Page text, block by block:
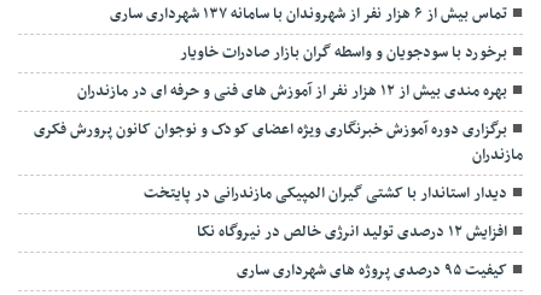
تماس بیش از ۶ هزار نفر از شهروندان با سامانه ۱۳۷ شهرداری ساری
برخورد با سودجویان و واسطه گران بازار صادرات خاویار
بهره مندی بیش از ۱۲ هزار نفر از آموزش های فنی و حرفه ای در مازندران
برگزاری دوره آموزش خبرنگاری ویژه اعضای کودک و نوجوان کانون پرورش فکری
مازندران
دیدار استاندار با کشتی گیران المپیکی مازندرانی در پایتخت
افزایش ۱۲ درصدی تولید انرژی خالص در نیروگاه نکا
کیفیت ۹۵ درصدی پروژه های شهرداری ساری